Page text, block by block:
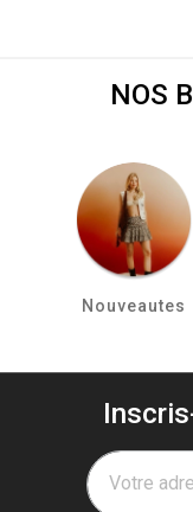
NOS
Nouveautes
Votre